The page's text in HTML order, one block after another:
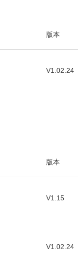
版本
V1.02.24
版本
V1.15
V1.02.24